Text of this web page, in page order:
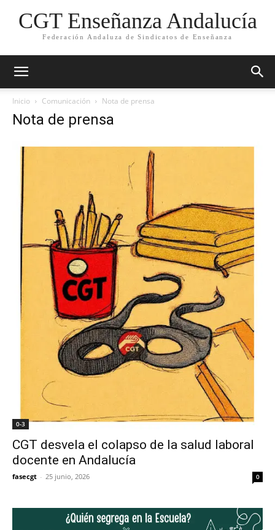
CGT Enseñanza Andalucía
Federación Andaluza de Sindicatos de Enseñanza
Inicio Comunicación Nota de prensa
Nota de prensa
0-3
CGT desvela el colapso de la salud laboral
docente en Andalucía
fasecgt - 25 junio, 2026 0